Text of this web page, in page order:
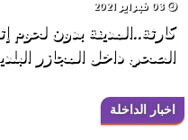
كارثة..المدينة بدون
الصحي داخل المجازر
اخبار الداخلة